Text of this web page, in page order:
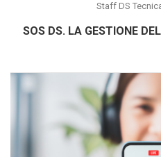
Staff DS
SOS DS. LA GESTIONE